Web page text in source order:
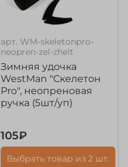
арт. WM-skeletonpro-
neopren-zel-zhelt
Зимняя удочка
WestMan "Скелетон
Pro", неопреновая
ручка (5шт/уп)
105₽
Выбрать товар из 2 шт.